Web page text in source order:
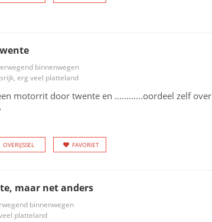
binnenwegen
erg veel platteland
motorrit door twente en ............oordeel zelf over
OVERIJSSEL FAVORIET
maar net anders
binnenwegen
platteland